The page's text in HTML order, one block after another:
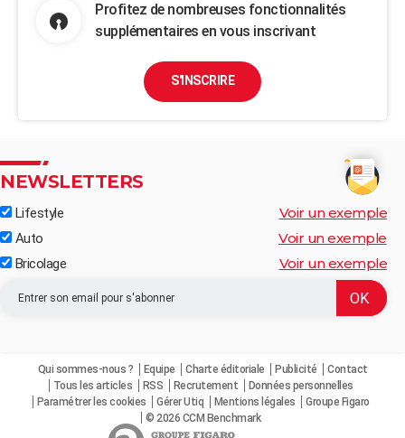
Profitez de nombreuses fonctionnalités
supplémentaires en vous inscrivant
S'INSCRIRE
NEWSLETTERS
Lifestyle Voir un exemple
Auto Voir un exemple
Bricolage Voir un exemple
Qui sommes-nous ? Equipe Charte éditoriale Publicité
Contact
Tous les articles
RSS Recrutement
Données personnelles
Paramétrer les cookies
Gérer Utiq Mentions légales
Groupe Figaro
© 2026 CCM Benchmark